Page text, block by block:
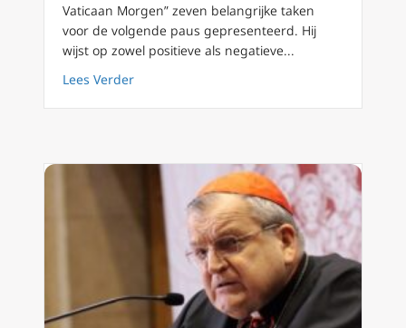
Vaticaan Morgen” zeven belangrijke taken
voor de volgende paus gepresenteerd. Hij
wijst op zowel positieve als negatieve...
Lees Verderabout Anonieme kardinaal ‘Demos II’ stelt